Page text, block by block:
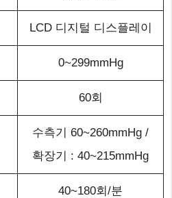
LCD 디지털 디스플레이
0~299mmHg
60회
수측기 60~260mmHg /
확장기 : 40~215mmHg
40~180회/분